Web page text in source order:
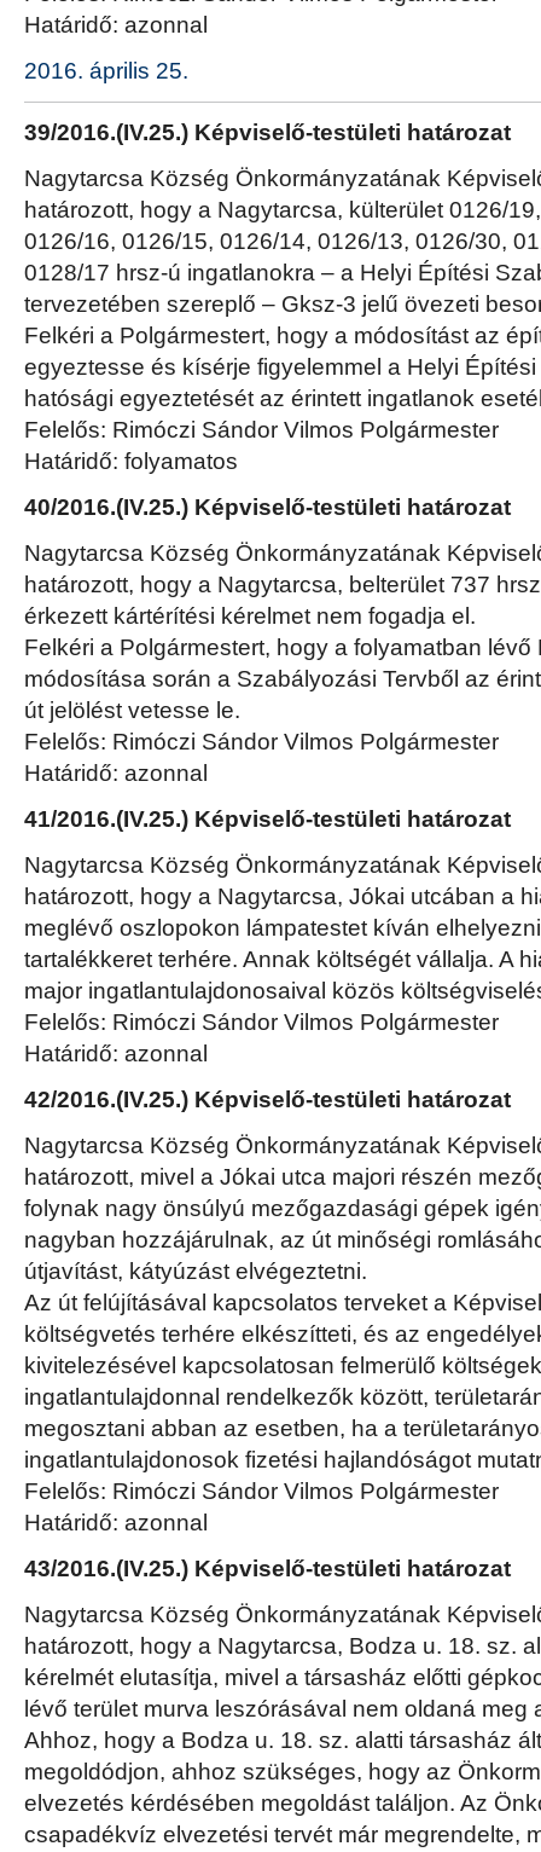
Határidő: azonnal
2016. április 25.
39/2016.(IV.25.) Képviselő-testületi határozat
Nagytarcsa Község Önkormányzatának
határozott, hogy a Nagytarcsa, külterület 0126/
0126/16, 0126/15, 0126/14, 0126/13, 0126/30,
0128/17 hrsz-ú ingatlanokra – a Helyi Építési
tervezetében szereplő – Gksz-3 jelű övezeti
Felkéri a Polgármestert, hogy a módosítást az
egyeztesse és kísérje figyelemmel a Helyi
hatósági egyeztetését az érintett ingatlanok
Felelős: Rimóczi Sándor Vilmos Polgármester
Határidő: folyamatos
40/2016.(IV.25.) Képviselő-testületi határozat
Nagytarcsa Község Önkormányzatának
határozott, hogy a Nagytarcsa, belterület 737
érkezett kártérítési kérelmet nem fogadja el.
Felkéri a Polgármestert, hogy a folyamatban
módosítása során a Szabályozási Tervből az
út jelölést vetesse le.
Felelős: Rimóczi Sándor Vilmos Polgármester
Határidő: azonnal
41/2016.(IV.25.) Képviselő-testületi határozat
Nagytarcsa Község Önkormányzatának
határozott, hogy a Nagytarcsa, Jókai utcában a
meglévő oszlopokon lámpatestet kíván
tartalékkeret terhére. Annak költségét vállalja. A
major ingatlantulajdonosaival közös
Felelős: Rimóczi Sándor Vilmos Polgármester
Határidő: azonnal
42/2016.(IV.25.) Képviselő-testületi határozat
Nagytarcsa Község Önkormányzatának
határozott, mivel a Jókai utca majori részén
folynak nagy önsúlyú mezőgazdasági gépek
nagyban hozzájárulnak, az út minőségi
útjavítást, kátyúzást elvégeztetni.
Az út felújításával kapcsolatos terveket a
költségvetés terhére elkészítteti, és az
kivitelezésével kapcsolatosan felmerülő
ingatlantulajdonnal rendelkezők között,
megosztani abban az esetben, ha a
ingatlantulajdonosok fizetési hajlandóságot
Felelős: Rimóczi Sándor Vilmos Polgármester
Határidő: azonnal
43/2016.(IV.25.) Képviselő-testületi határozat
Nagytarcsa Község Önkormányzatának
határozott, hogy a Nagytarcsa, Bodza u. 18. sz.
kérelmét elutasítja, mivel a társasház előtti
lévő terület murva leszórásával nem oldaná meg
Ahhoz, hogy a Bodza u. 18. sz. alatti társasház
megoldódjon, ahhoz szükséges, hogy az
elvezetés kérdésében megoldást találjon. Az
csapadékvíz elvezetési tervét már megrendelte,